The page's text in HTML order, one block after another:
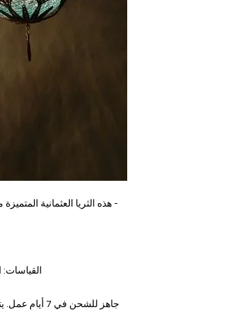
- هذه الثريا العثمانية
القياسات: الارتفاع: 87 سم (34.2
جاهز للشحن في 7 أيام عمل. يتم شحن كل ثريا داخل صناديق خشبية آمنة مصنوعة يدويًا.